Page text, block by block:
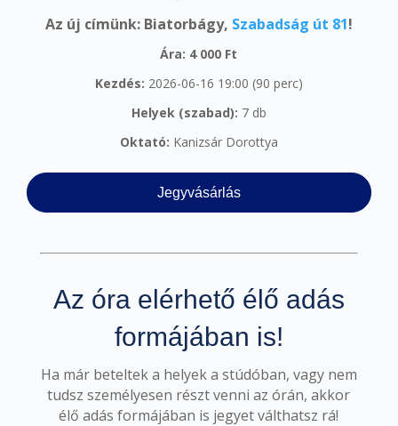
Az új címünk: Biatorbágy, Szabadság út 81!
Ára: 4 000 Ft
Kezdés: 2026-06-16 19:00 (90 perc)
Helyek (szabad): 7 db
Oktató: Kanizsár Dorottya
Jegyvásárlás
Az óra elérhető élő adás
formájában is!
Ha már beteltek a helyek a stúdóban, vagy nem
tudsz személyesen részt venni az órán, akkor
élő adás formájában is jegyet válthatsz rá!